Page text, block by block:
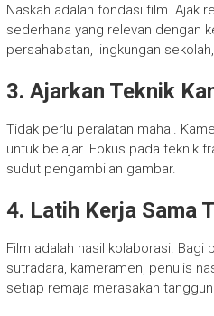
Naskah adalah fondasi film. Ajak
sederhana yang relevan dengan
persahabatan, lingkungan
3. Ajarkan Teknik
Tidak perlu peralatan mahal.
untuk belajar. Fokus pada teknik
sudut pengambilan gambar.
4. Latih Kerja Sama
Film adalah hasil kolaborasi. Bagi
sutradara, kameramen, penulis
setiap remaja merasakan